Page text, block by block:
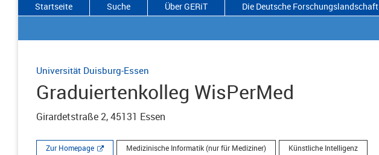
Startseite Suche Über GERiT Die Deutsche Forschungslandschaft
Universität Duisburg-Essen
Graduiertenkolleg WisPerMed
Girardetstraße 2, 45131 Essen
Zur Homepage Medizinische Informatik (nur für Mediziner) Künstliche Intelligenz